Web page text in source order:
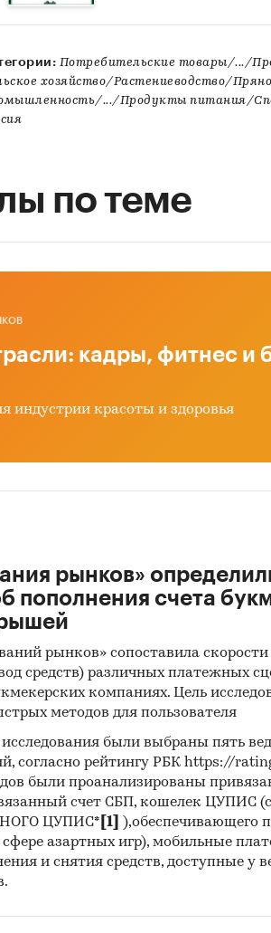
Потребительские товары/.../
хозяйство/Растениеводство/
.../Продукты питания/
по теме
кадры, фитнес и
индустрии красоты и здоровья
рынков»
пополнения счета
рынков» сопоставила
средств) различных платежных
компаниях. Цель
методов для пользователя
исследования были выбраны пять
согласно рейтингу РБК https://
были проанализированы
счет СБП, кошелек ЦУПИС
ЦУПИС* [1]
),обеспечивающего
сфере азартных игр), мобильные
и снятия средств, доступные у